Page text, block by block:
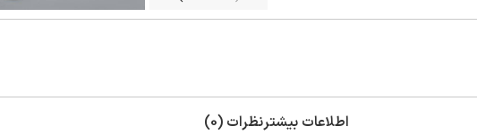
اطلاعات بیشترنظرات (0)